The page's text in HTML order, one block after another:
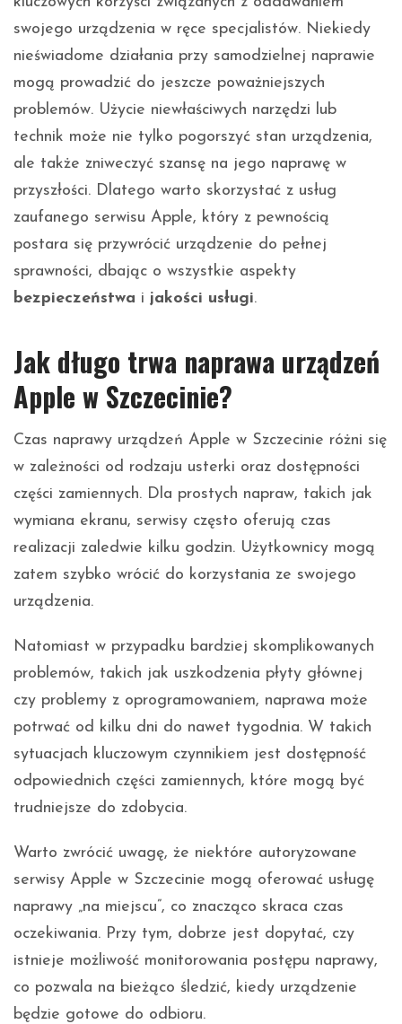
swojego urządzenia w ręce specjalistów. Niekiedy
nieświadome działania przy samodzielnej naprawie
mogą prowadzić do jeszcze poważniejszych
problemów. Użycie niewłaściwych narzędzi lub
technik może nie tylko pogorszyć stan urządzenia,
ale także zniweczyć szansę na jego naprawę w
przyszłości. Dlatego warto skorzystać z usług
zaufanego serwisu Apple, który z pewnością
postara się przywrócić urządzenie do pełnej
sprawności, dbając o wszystkie aspekty
bezpieczeństwa i jakości usługi.
Jak długo trwa naprawa urządzeń
Apple w Szczecinie?
Czas naprawy urządzeń Apple w Szczecinie różni się
w zależności od rodzaju usterki oraz dostępności
części zamiennych. Dla prostych napraw, takich jak
wymiana ekranu, serwisy często oferują czas
realizacji zaledwie kilku godzin. Użytkownicy mogą
zatem szybko wrócić do korzystania ze swojego
urządzenia.
Natomiast w przypadku bardziej skomplikowanych
problemów, takich jak uszkodzenia płyty głównej
czy problemy z oprogramowaniem, naprawa może
potrwać od kilku dni do nawet tygodnia. W takich
sytuacjach kluczowym czynnikiem jest dostępność
odpowiednich części zamiennych, które mogą być
trudniejsze do zdobycia.
Warto zwrócić uwagę, że niektóre autoryzowane
serwisy Apple w Szczecinie mogą oferować usługę
naprawy „na miejscu”, co znacząco skraca czas
oczekiwania. Przy tym, dobrze jest dopytać, czy
istnieje możliwość monitorowania postępu naprawy,
co pozwala na bieżąco śledzić, kiedy urządzenie
będzie gotowe do odbioru.